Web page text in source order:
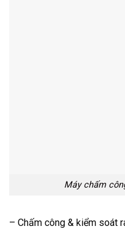
Máy chấm
– Chấm công & kiểm soát